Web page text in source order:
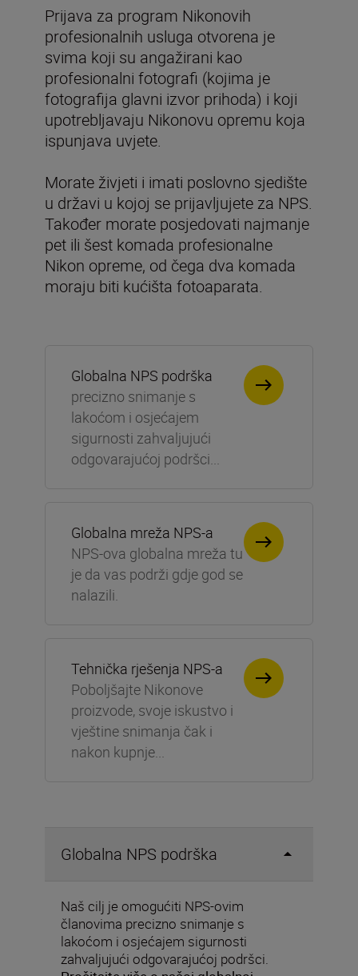
Globalna NPS podrška
precizno snimanje s
lakoćom i osjećajem
sigurnosti zahvaljujući
odgovarajućoj podršci...
Globalna mreža NPS-a
NPS-ova globalna mreža tu
je da vas podrži gdje god se
nalazili.
Tehnička rješenja NPS-a
Poboljšajte Nikonove
proizvode, svoje iskustvo i
vještine snimanja čak i
nakon kupnje...
Prijava za program Nikonovih
profesionalnih usluga otvorena je
svima koji su angažirani kao
profesionalni fotografi (kojima je
fotografija glavni izvor prihoda) i koji
upotrebljavaju Nikonovu opremu koja
ispunjava uvjete.
Morate živjeti i imati poslovno sjedište
u državi u kojoj se prijavljujete za NPS.
Također morate posjedovati najmanje
pet ili šest komada profesionalne
Nikon opreme, od čega dva komada
Globalna NPS podrška
Naš cilj je omogućiti NPS-ovim
članovima precizno snimanje s
lakoćom i osjećajem sigurnosti
zahvaljujući odgovarajućoj podršci.